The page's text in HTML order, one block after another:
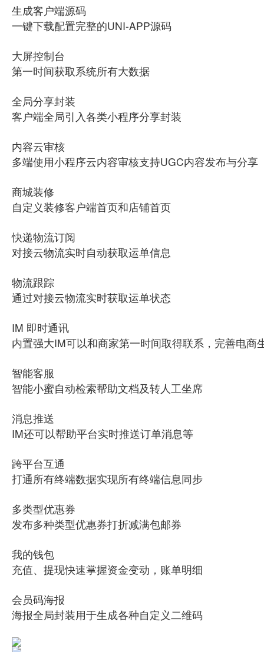
生成客户端源码
一键下载配置完整的UNI-APP源码
大屏控制台
第一时间获取系统所有大数据
全局分享封装
客户端全局引入各类小程序分享封装
内容云审核
多端使用小程序云内容审核支持UGC内容发布与分享
商城装修
自定义装修客户端首页和店铺首页
快递物流订阅
对接云物流实时自动获取运单信息
物流跟踪
通过对接云物流实时获取运单状态
IM 即时通讯
内置强大IM可以和商家第一时间取得联系，完善电商
智能客服
智能小蜜自动检索帮助文档及转人工坐席
消息推送
IM还可以帮助平台实时推送订单消息等
跨平台互通
打通所有终端数据实现所有终端信息同步
多类型优惠券
发布多种类型优惠券打折减满包邮券
我的钱包
充值、提现快速掌握资金变动，账单明细
会员码海报
海报全局封装用于生成各种自定义二维码